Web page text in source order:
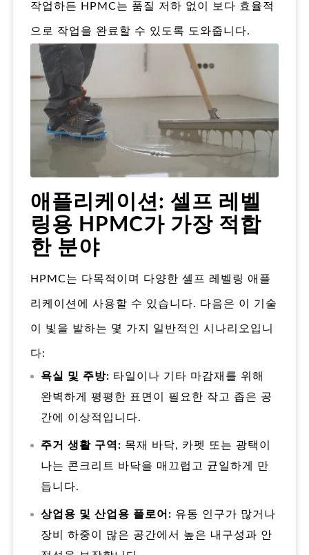
작업하든 HPMC는 품질 저하 없이 보다 효율적
으로 작업을 완료할 수 있도록 도와줍니다.
애플리케이션: 셀프 레벨
링용 HPMC가 가장 적합
한 분야
HPMC는 다목적이며 다양한 셀프 레벨링 애플
리케이션에 사용할 수 있습니다. 다음은 이 기술
이 빛을 발하는 몇 가지 일반적인 시나리오입니
다:
욕실 및 주방: 타일이나 기타 마감재를 위해
완벽하게 평평한 표면이 필요한 작고 좁은 공
간에 이상적입니다.
주거 생활 구역: 목재 바닥, 카펫 또는 광택이
나는 콘크리트 바닥을 매끄럽고 균일하게 만
듭니다.
상업용 및 산업용 플로어: 유동 인구가 많거나
장비 하중이 많은 공간에서 높은 내구성과 안